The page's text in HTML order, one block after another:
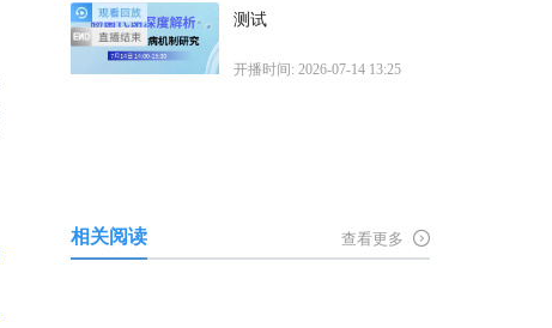
测试
开播时间: 2026-07-14 13:25
相关阅读 查看更多